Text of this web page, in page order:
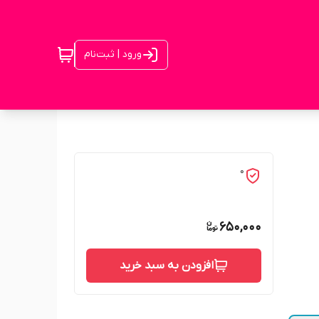
ورود | ثبت‌نام
0
650,000
افزودن به سبد خرید